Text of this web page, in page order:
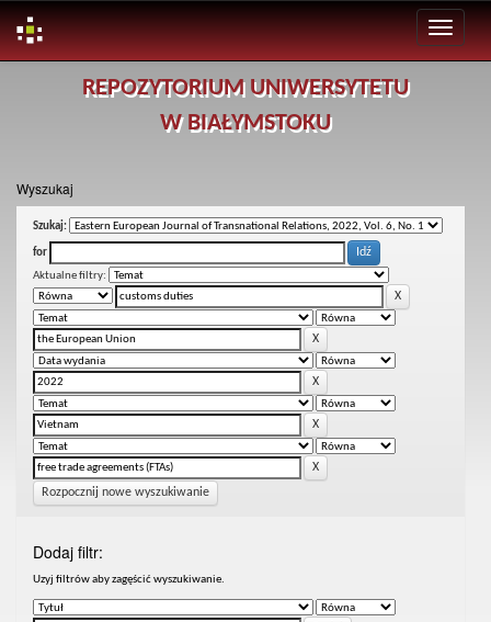
REPOZYTORIUM UNIWERSYTETU
W BIAŁYMSTOKU
Wyszukaj
Szukaj:
for
Aktualne filtry:
Rozpocznij nowe wyszukiwanie
Dodaj filtr:
Uzyj filtrów aby zagęścić wyszukiwanie.